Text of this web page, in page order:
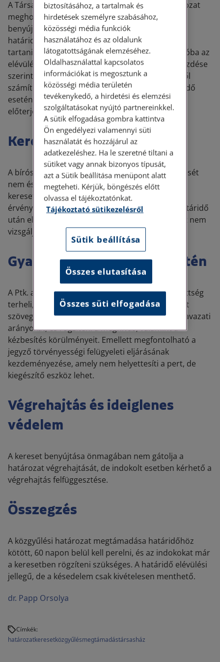
A Társasházi törvény szerint a keresetet a határozat
meghozatalától számított 60 napon belül kell
benyújtani. A jogalkalmazásban rögzült, hogy a
határidő elévülési jellegű, a 60 napot alapvetően
tartani kell, és csak menthető ok esetén jöhet szóba az
elévülés nyugvása. Ilyenkor a Ptk. 6:24. § (2) bekezdése
szerinti elv érvényesül, az akadály megszűnésétől
számított egy éven belül – egyévesnél rövidebb idő
esetén három hónapon belül – a kereset még
előterjeszthető.
Keresetlevél tartalma
A bíróság a közgyűlési határozat jogszabálysértését
nem észleli hivatalból, ezért a felperesnek a
keresetlevélben pontosan meg kell jelölnie az
érvénytelenségi okokat és azok tényalapját. A határidő
után előadott új indokokat a bíróság rendszerint nem
vizsgálja.
Gyakorlati lépések vita esetén
A Ptk. alapján a feleket együttműködési kötelezettség
terheli, ezért célszerű írásban kikérni a határozat
szövegét, a jegyzőkönyvet, a jelenléti ívet és a szavazati
arányokat, és rögzíteni a meghívás, valamint a
kézbesítés körülményeit. Emellett megfontolható a
jegyző törvényességi felügyeleti eljárásának
kezdeményezése, amely nem helyettesíti a pert, de
kiegészítő eszköz lehet.
Végrehajtás és ideiglenes
védelem
A kereset benyújtása önmagában nem gátolja a
határozat végrehajtását, de indokolt esetben kérhető a
végrehajtás felfüggesztése.
Összegzés
A közgyűlési határozat megtámadása határidőhöz
kötött, 60 napon belül kell perelni, és az indokokat már
a keresetben rögzíteni szükséges. A határidő elévülési
jellegű, de a késedelem csak kivételesen menthető.
dr. Papp Orsolya
Címkék:
határozatkeresetközgyűlésmegtámadástársasház
biztosításához, a tartalmak és
hirdetések személyre szabásához,
közösségi média funkciók
használatához és az oldalunk
látogatottságának elemzéséhez.
Oldalhasználattal kapcsolatos
információkat is megosztunk a
közösségi média területén
tevékenykedő, a hirdetési és elemzési
szolgáltatásokat nyújtó partnereinkkel.
A sütik elfogadása gombra kattintva
Ön engedélyezi valamennyi süti
használatát és hozzájárul az
adatkezeléshez. Ha le szeretné tiltani a
sütiket vagy annak bizonyos típusát,
azt a Sütik beállítása menüpont alatt
megteheti. Kérjük, böngészés előtt
olvassa el tájékoztatónkat.
Tájékoztató sütikezelésről
Sütik beállítása
Összes elutasítása
Összes süti elfogadása